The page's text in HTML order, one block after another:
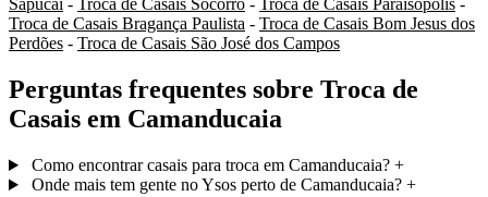
Sapucaí- Troca de Casais Socorro - Troca de Casais Paraisópolis -
Troca de Casais Bragança Paulista - Troca de Casais Bom Jesus dos
Perdões - Troca de Casais São José dos Campos
Perguntas frequentes sobre Troca de
Casais em Camanducaia
Como encontrar casais para troca em Camanducaia? +
Onde mais tem gente no Ysos perto de Camanducaia? +